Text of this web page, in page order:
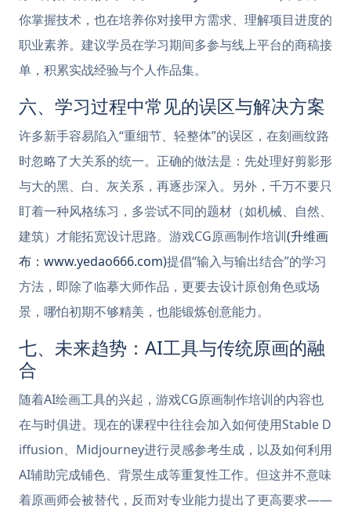
你掌握技术，也在培养你对接甲方需求、理解项目进度的
职业素养。建议学员在学习期间多参与线上平台的商稿接
单，积累实战经验与个人作品集。
六、学习过程中常见的误区与解决方案
许多新手容易陷入“重细节、轻整体”的误区，在刻画纹路
时忽略了大关系的统一。正确的做法是：先处理好剪影形
与大的黑、白、灰关系，再逐步深入。另外，千万不要只
盯着一种风格练习，多尝试不同的题材（如机械、自然、
建筑）才能拓宽设计思路。游戏CG原画制作培训(升维画
布：www.yedao666.com)提倡“输入与输出结合”的学习
方法，即除了临摹大师作品，更要去设计原创角色或场
景，哪怕初期不够精美，也能锻炼创意能力。
七、未来趋势：AI工具与传统原画的融
合
随着AI绘画工具的兴起，游戏CG原画制作培训的内容也
在与时俱进。现在的课程中往往会加入如何使用Stable D
iffusion、Midjourney进行灵感参考生成，以及如何利用
AI辅助完成铺色、背景生成等重复性工作。但这并不意味
着原画师会被替代，反而对专业能力提出了更高要求——